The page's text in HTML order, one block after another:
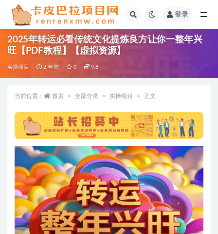
登录
2025年转运必看传统文化提炼良方让你一整年兴
旺【PDF教程】【虚拟资源】
实操项目 2 年前 0 9.8
当前位置： 首页 全部分类 实操项目 正文
全部